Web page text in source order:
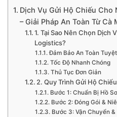
Dịch Vụ Gửi Hộ Chiếu Cho
– Giải Pháp An Toàn Từ Cà
1. Tại Sao Nên Chọn Dịch
Logistics?
Đảm Bảo An Toàn
Tốc Độ Nhanh Chóng
Thủ Tục Đơn Giản
2. Quy Trình Gửi Hộ
Bước 1: Chuẩn Bị Hồ Sơ
Bước 2: Đóng Gói &
Bước 3: Vận Chuyển &